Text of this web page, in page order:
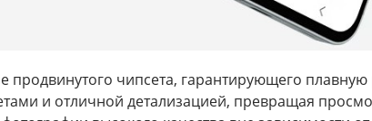
продвинутого чипсета, гарантирующего
и отличной детализацией, превращая